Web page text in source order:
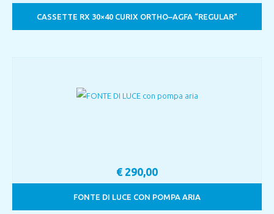
CASSETTE RX 30×40 CURIX ORTHO–AGFA “REGULAR”
FONTE DI LUCE CON POMPA ARIA
€ 290,00